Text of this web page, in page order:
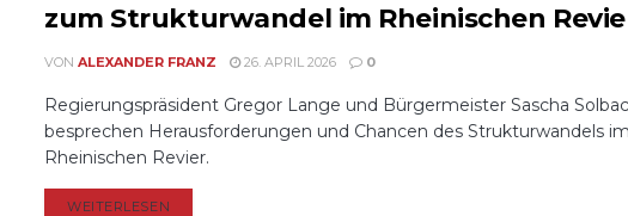
zum Strukturwandel im Rheinischen
VON ALEXANDER FRANZ 26. APRIL 2026 0
Regierungspräsident Gregor Lange und Bürgermeister Sascha
besprechen Herausforderungen und Chancen des Strukturwandels
Rheinischen Revier.
WEITERLESEN